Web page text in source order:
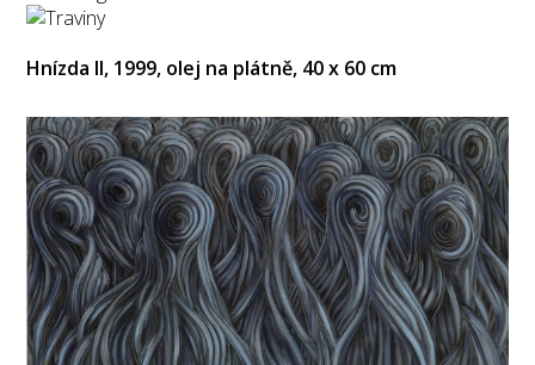
Hnízda II, 1999, olej na plátně, 40 x 60 cm